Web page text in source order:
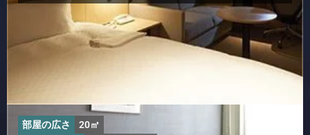
部屋の広さ
20㎡